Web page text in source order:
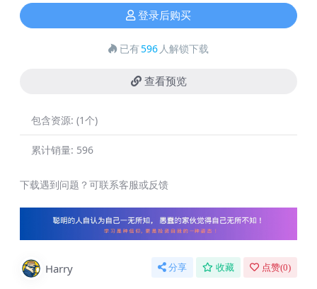
登录后购买
已有596 人解锁下载
查看预览
包含资源: (1个)
累计销量: 596
下载遇到问题？可联系客服或反馈
Harry 分享 收藏 点赞(0)